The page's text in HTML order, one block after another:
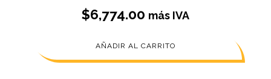
$6,774.00 más IVA
AÑADIR AL CARRITO